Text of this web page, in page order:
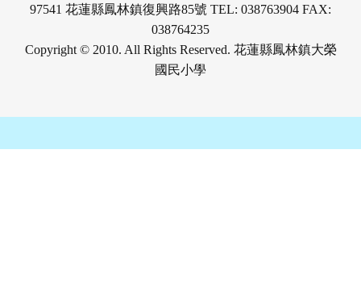
97541 花蓮縣鳳林鎮復興路85號 TEL: 038763904 FAX:
038764235
Copyright © 2010. All Rights Reserved. 花蓮縣鳳林鎮大榮
國民小學